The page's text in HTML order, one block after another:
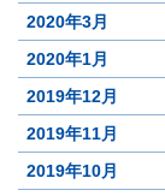
2020年3月
2020年1月
2019年12月
2019年11月
2019年10月